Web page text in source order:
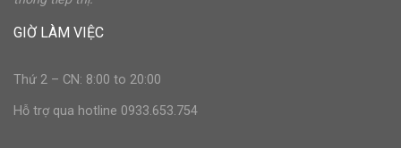
GIỜ LÀM VIỆC
Thứ 2 – CN: 8:00 to 20:00
Hỗ trợ qua hotline 0933.653.754